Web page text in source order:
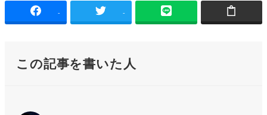
- -
この記事を書いた人